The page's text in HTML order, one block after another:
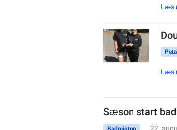
Læs
Læs
Sæson start
Badminton 22.